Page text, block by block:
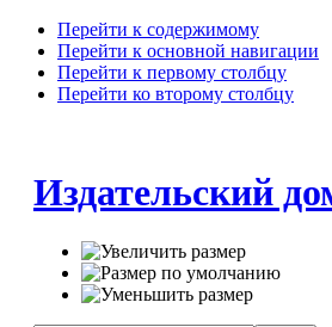
Перейти к содержимому
Перейти к основной навигации
Перейти к первому столбцу
Перейти ко второму столбцу
Издательский